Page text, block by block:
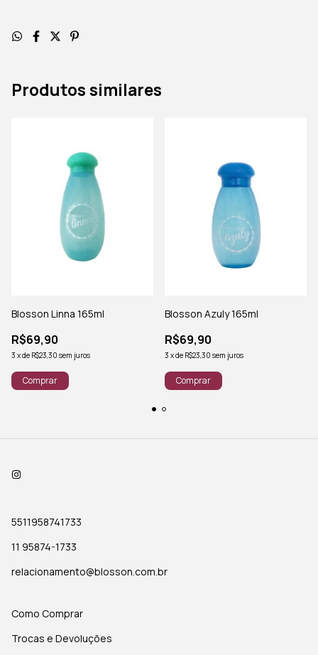
Produtos similares
Blosson Linna 165ml
R$69,90
3 xde R$23,30 sem juros
Blosson Azuly 165ml
R$69,90
3 xde R$23,30 sem juros
5511958741733
11 95874-1733
relacionamento@blosson.com.br
Como Comprar
Trocas e Devoluções